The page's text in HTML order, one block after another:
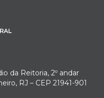
da Reitoria, 2º andar
RJ – CEP 21941-901